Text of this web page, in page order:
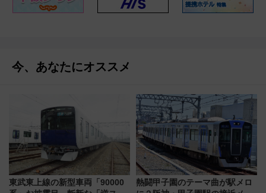
今、あなたにオススメ
東武東上線の新型車両「90000
熱闘甲子園のテーマ曲が駅メロ